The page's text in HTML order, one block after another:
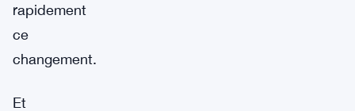
rapidement
ce
changement.
Et